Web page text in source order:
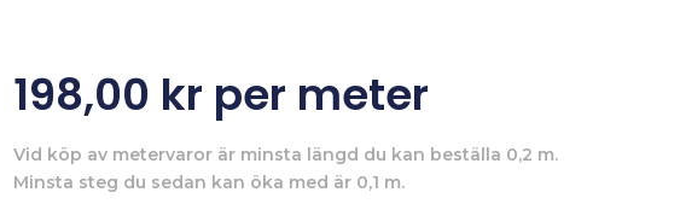
198,00 kr per meter
Vid köp av metervaror är minsta längd du kan beställa 0,2 m.
Minsta steg du sedan kan öka med är 0,1 m.